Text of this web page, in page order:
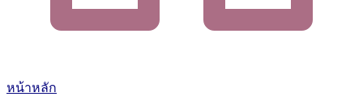
หน้าหลัก